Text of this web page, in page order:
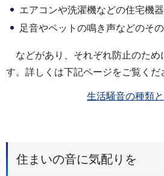
エアコンや洗濯機などの住宅機
足音やペットの鳴き声などのそ
などがあり、それぞれ防止のため
す。詳しくは下記ページをご覧くだ
生活騒音の種類
住まいの音に気配りを